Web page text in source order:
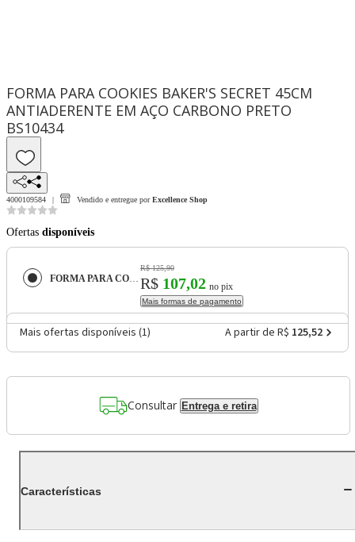
FORMA PARA COOKIES BAKER'S SECRET 45CM
ANTIADERENTE EM AÇO CARBONO PRETO
BS10434
4000109584 Vendido e entregue por Excellence Shop
Ofertas disponíveis
FORMA PARA COOKIES BAKER'S SECRET 45CM ANTIADERENTE EM AÇO CARBONO PRETO BS10434
R$ 125,90
R$ 107,02 no pix
Mais formas de pagamento
Mais ofertas disponíveis (1) A partir de R$ 125,52
Consultar Entrega e retira
Características